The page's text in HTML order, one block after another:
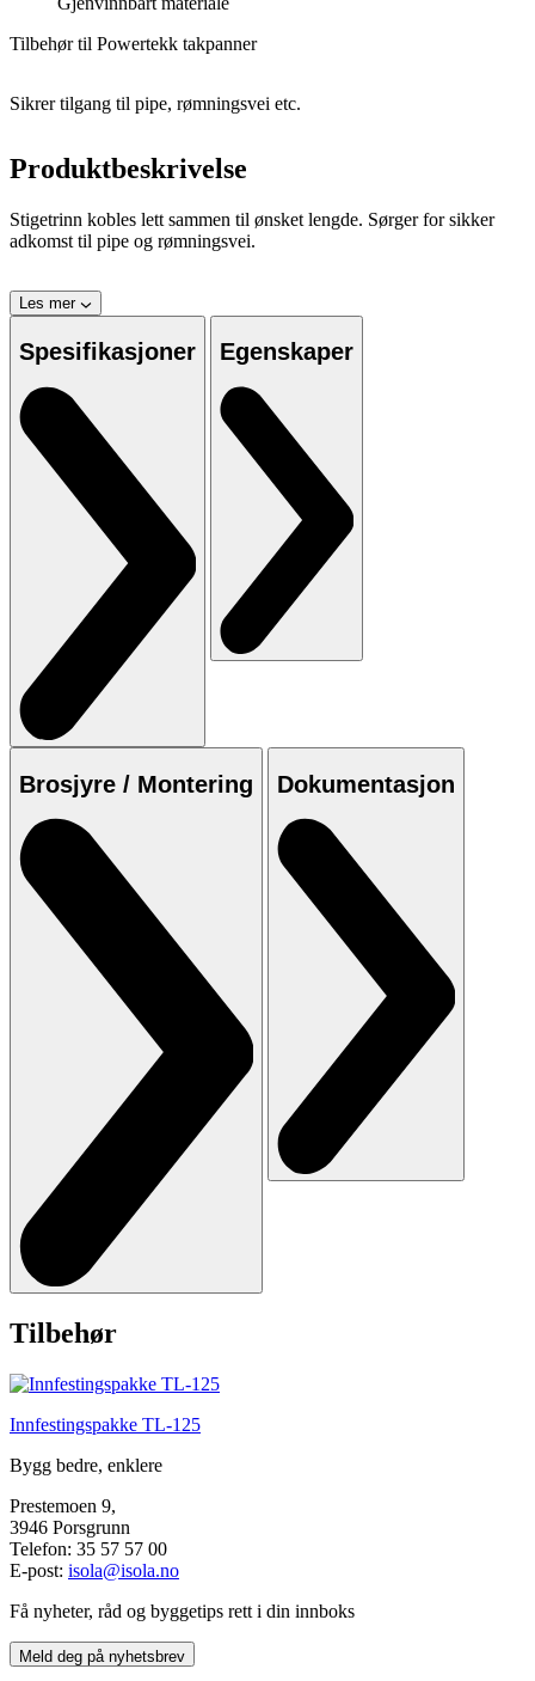
Tilbehør til Powertekk takpanner
Sikrer tilgang til pipe, rømningsvei etc.
Produktbeskrivelse
Stigetrinn kobles lett sammen til ønsket lengde. Sørger for sikker
adkomst til pipe og rømningsvei.
Les mer
Spesifikasjoner Egenskaper
Brosjyre / Montering Dokumentasjon
Tilbehør
Innfestingspakke TL-125
Bygg bedre, enklere
Prestemoen 9,
3946 Porsgrunn
Telefon: 35 57 57 00
E-post: isola@isola.no
Få nyheter, råd og byggetips rett i din innboks
Meld deg på nyhetsbrev